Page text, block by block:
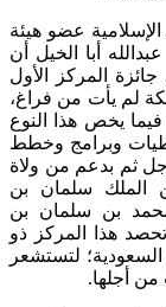
عضو هيئة
أبا الخيل أن
المركز الأول
لم يأت من فراغ،
يخص هذا النوع
وبرامج وخطط
ثم بدعم من ولاة
الملك سلمان بن
محمد بن سلمان بن
هذا المركز ذو
السعودية؛ لتستشعر
من أجلها.